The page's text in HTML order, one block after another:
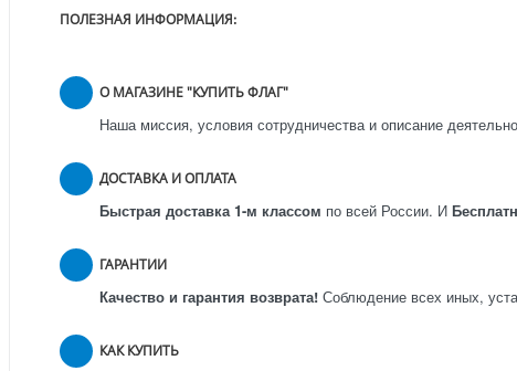
ПОЛЕЗНАЯ ИНФОРМАЦИЯ:
О МАГАЗИНЕ "КУПИТЬ ФЛАГ"
Наша миссия, условия сотрудничества и описание
ДОСТАВКА И ОПЛАТА
Быстрая доставка 1-м классом по всей России. И
ГАРАНТИИ
Качество и гарантия возврата! Соблюдение всех иных,
КАК КУПИТЬ